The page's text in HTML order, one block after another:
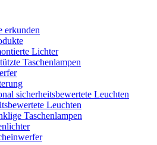
erkunden
Lichter
Taschenlampen
sicherheitsbewertete Leuchten
Leuchten
Taschenlampen